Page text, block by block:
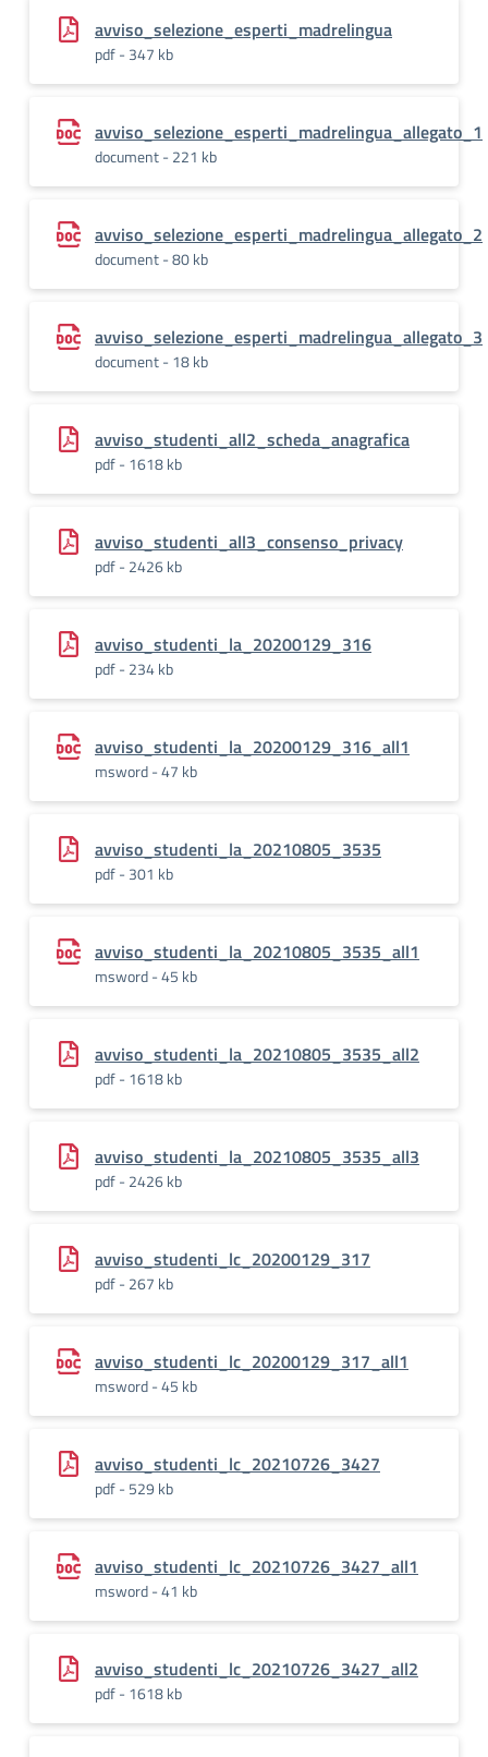
avviso_selezione_esperti_madrelingua
pdf - 347 kb
avviso_selezione_esperti_madrelingua_allegato_1
document - 221 kb
avviso_selezione_esperti_madrelingua_allegato_2
document - 80 kb
avviso_selezione_esperti_madrelingua_allegato_3
document - 18 kb
avviso_studenti_all2_scheda_anagrafica
pdf - 1618 kb
avviso_studenti_all3_consenso_privacy
pdf - 2426 kb
avviso_studenti_la_20200129_316
pdf - 234 kb
avviso_studenti_la_20200129_316_all1
msword - 47 kb
avviso_studenti_la_20210805_3535
pdf - 301 kb
avviso_studenti_la_20210805_3535_all1
msword - 45 kb
avviso_studenti_la_20210805_3535_all2
pdf - 1618 kb
avviso_studenti_la_20210805_3535_all3
pdf - 2426 kb
avviso_studenti_lc_20200129_317
pdf - 267 kb
avviso_studenti_lc_20200129_317_all1
msword - 45 kb
avviso_studenti_lc_20210726_3427
pdf - 529 kb
avviso_studenti_lc_20210726_3427_all1
msword - 41 kb
avviso_studenti_lc_20210726_3427_all2
pdf - 1618 kb